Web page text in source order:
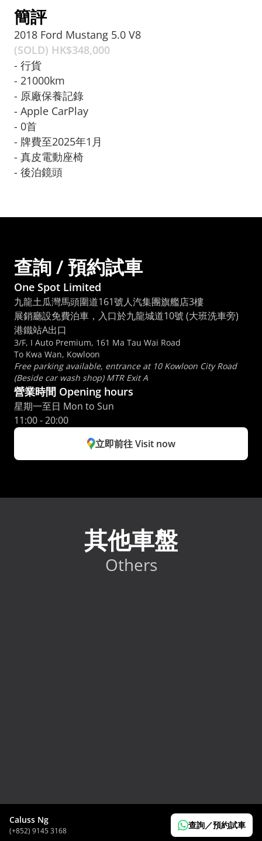
Caluss Ng
(+852) 9145 3168
查詢／預約試車
簡評
2018 Ford Mustang 5.0 V8
(SOLD) HK$348,000
- 行貨
- ⁠21000km
- ⁠原廠保養記錄
- ⁠Apple CarPlay
- ⁠0首
- ⁠牌費至2025年1月
- ⁠真皮電動座椅
- ⁠後泊鏡頭
查詢 / 預約試車
One Spot Limited
九龍土瓜灣馬頭圍道161號人汽集團旗艦店3樓
展銷廳設免費泊車，入口於九龍城道10號 (大班洗車旁)
港鐵站A出口
3/F, I Auto Premium, 161 Ma Tau Wai Road
To Kwa Wan, Kowloon
Free parking available, entrance at 10 Kowloon City Road
(Beside car wash shop) MTR Exit A
營業時間 Opening hours
星期一至日 Mon to Sun
11:00 - 20:00
立即前往 Visit now
其他車盤
Others